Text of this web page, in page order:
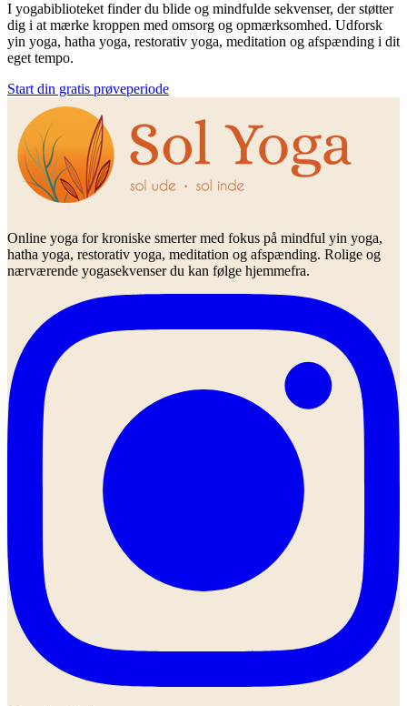
I yogabiblioteket finder du blide og mindfulde sekvenser, der støtter
dig i at mærke kroppen med omsorg og opmærksomhed. Udforsk
yin yoga, hatha yoga, restorativ yoga, meditation og afspænding i dit
eget tempo.
Start din gratis prøveperiode
Online yoga for kroniske smerter med fokus på mindful yin yoga,
hatha yoga, restorativ yoga, meditation og afspænding. Rolige og
nærværende yogasekvenser du kan følge hjemmefra.